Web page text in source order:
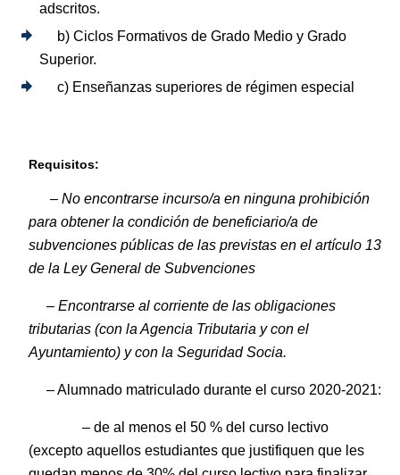
adscritos.
b) Ciclos Formativos de Grado Medio y Grado
Superior.
c) Enseñanzas superiores de régimen especial
Requisitos:
–No encontrarse incurso/a en ninguna prohibición
para obtener la condición de beneficiario/a de
subvenciones públicas de las previstas en el artículo 13
de la Ley General de Subvenciones
– Encontrarse al corriente de las obligaciones
tributarias (con la Agencia Tributaria y con el
Ayuntamiento) y con la Seguridad Socia.
– Alumnado matriculado durante el curso 2020-2021:
– de al menos el 50 % del curso lectivo
(excepto aquellos estudiantes que justifiquen que les